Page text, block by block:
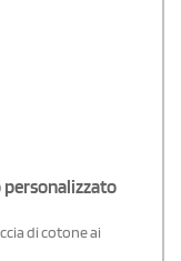
di cotone ai